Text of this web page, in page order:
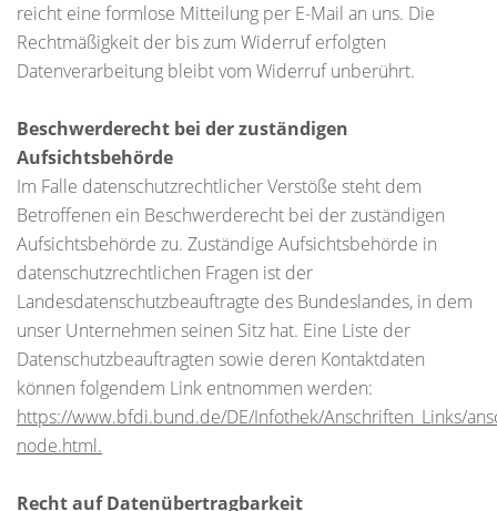
reicht eine formlose Mitteilung per E-Mail an uns. Die
Rechtmäßigkeit der bis zum Widerruf erfolgten
Datenverarbeitung bleibt vom Widerruf unberührt.
Beschwerderecht bei der zuständigen
Aufsichtsbehörde
Im Falle datenschutzrechtlicher Verstöße steht dem
Betroffenen ein Beschwerderecht bei der zuständigen
Aufsichtsbehörde zu. Zuständige Aufsichtsbehörde in
datenschutzrechtlichen Fragen ist der
Landesdatenschutzbeauftragte des Bundeslandes, in dem
unser Unternehmen seinen Sitz hat. Eine Liste der
Datenschutzbeauftragten sowie deren Kontaktdaten
können folgendem Link entnommen werden:
https://www.bfdi.bund.de/DE/Infothek/Anschriften_Links/
node.html.
Recht auf Datenübertragbarkeit